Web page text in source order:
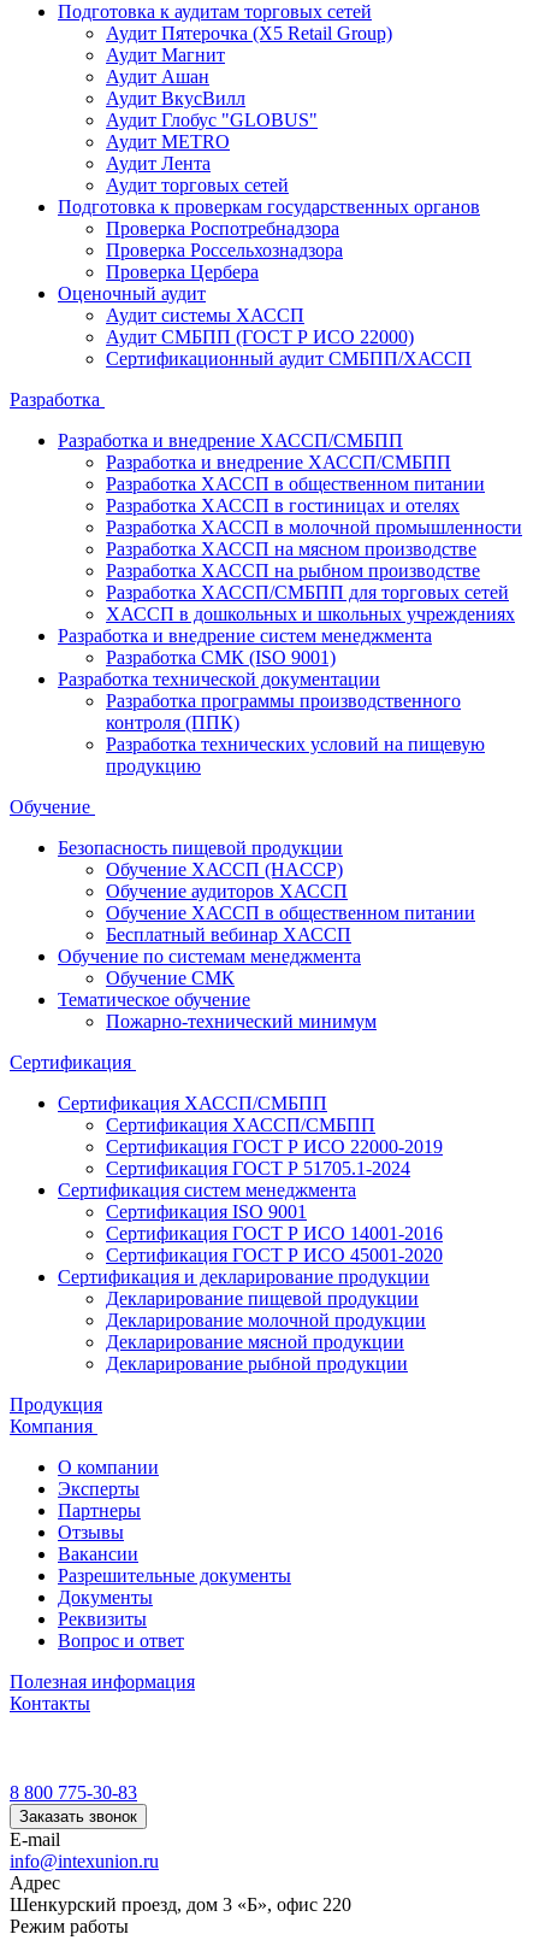
Подготовка к аудитам торговых сетей
Аудит Пятерочка (X5 Retail Group)
Аудит Магнит
Аудит Ашан
Аудит ВкусВилл
Аудит Глобус "GLOBUS"
Аудит METRO
Аудит Лента
Аудит торговых сетей
Подготовка к проверкам государственных органов
Проверка Роспотребнадзора
Проверка Россельхознадзора
Проверка Цербера
Оценочный аудит
Аудит системы ХАССП
Аудит СМБПП (ГОСТ Р ИСО 22000)
Сертификационный аудит СМБПП/ХАССП
Разработка
Разработка и внедрение ХАССП/СМБПП
Разработка и внедрение ХАССП/СМБПП
Разработка ХАССП в общественном питании
Разработка ХАССП в гостиницах и отелях
Разработка ХАССП в молочной промышленности
Разработка ХАССП на мясном производстве
Разработка ХАССП на рыбном производстве
Разработка ХАССП/СМБПП для торговых сетей
ХАССП в дошкольных и школьных учреждениях
Разработка и внедрение систем менеджмента
Разработка СМК (ISO 9001)
Разработка технической документации
Разработка программы производственного
контроля (ППК)
Разработка технических условий на пищевую
продукцию
Обучение
Безопасность пищевой продукции
Обучение ХАССП (HACCP)
Обучение аудиторов ХАССП
Обучение ХАССП в общественном питании
Бесплатный вебинар ХАССП
Обучение по системам менеджмента
Обучение СМК
Тематическое обучение
Пожарно-технический минимум
Сертификация
Сертификация ХАССП/СМБПП
Сертификация ХАССП/СМБПП
Сертификация ГОСТ Р ИСО 22000-2019
Сертификация ГОСТ Р 51705.1-2024
Сертификация систем менеджмента
Сертификация ISO 9001
Сертификация ГОСТ Р ИСО 14001-2016
Сертификация ГОСТ Р ИСО 45001-2020
Сертификация и декларирование продукции
Декларирование пищевой продукции
Декларирование молочной продукции
Декларирование мясной продукции
Декларирование рыбной продукции
Продукция
Компания
О компании
Эксперты
Партнеры
Отзывы
Вакансии
Разрешительные документы
Документы
Реквизиты
Вопрос и ответ
Полезная информация
Контакты
8 800 775-30-83
Заказать звонок
E-mail
info@intexunion.ru
Адрес
Шенкурский проезд, дом 3 «Б», офис 220
Режим работы